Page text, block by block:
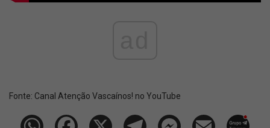
Fonte: Canal Atenção Vascaínos! no YouTube